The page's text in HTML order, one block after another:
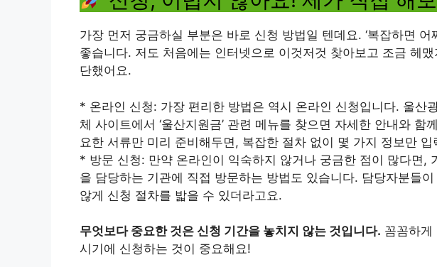
가장 먼저 궁금하실 부분은 바로 신청 방법일 텐데요. ‘복잡하면 어
좋습니다. 저도 처음에는 인터넷으로 이것저것 찾아보고 조금 헤
단했어요.
* 온라인 신청: 가장 편리한 방법은 역시 온라인 신청입니다. 울산
체 사이트에서 ‘울산지원금’ 관련 메뉴를 찾으면 자세한 안내와 함
요한 서류만 미리 준비해두면, 복잡한 절차 없이 몇 가지 정보만
* 방문 신청: 만약 온라인이 익숙하지 않거나 궁금한 점이 많다면,
을 담당하는 기관에 직접 방문하는 방법도 있습니다. 담당자분들
않게 신청 절차를 밟을 수 있더라고요.
무엇보다 중요한 것은 신청 기간을 놓치지 않는 것입니다. 꼼꼼하게
시기에 신청하는 것이 중요해요!